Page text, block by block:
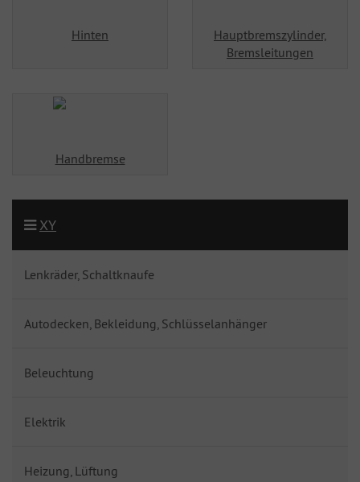
Hinten
Hauptbremszylinder,
Bremsleitungen
Handbremse
XY
Lenkräder, Schaltknaufe
Autodecken, Bekleidung, Schlüsselanhänger
Beleuchtung
Elektrik
Heizung, Lüftung